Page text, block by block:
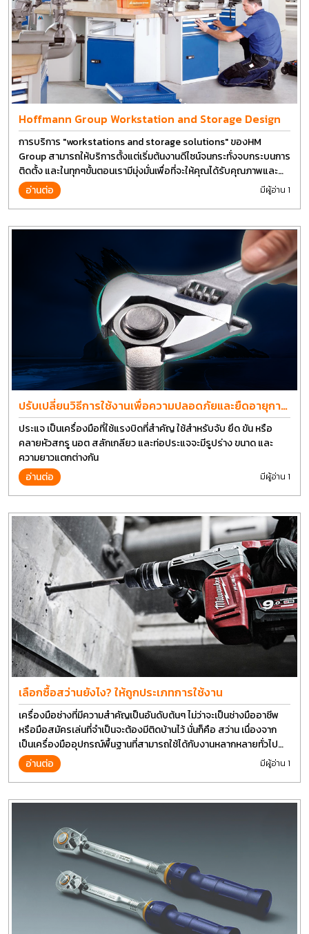
Hoffmann Group Workstation and Storage Design
การบริการ "workstations and storage solutions" ของHM
Group สามารถให้บริการตั้งแต่เริ่มต้นงานดีไซน์จนกระทั่งจบกระบนการ
ติดตั้ง และในทุกๆขั้นตอนเรามีมุ่งมั่นเพื่อที่จะให้คุณได้รับคุณภาพและ
การที่งานที่ดีที่สุด บนต้นทุนที่ดีที่สุดเช่นกัน
อ่านต่อ มีผู้อ่าน 1
ปรับเปลี่ยนวิธีการใช้งานเพื่อความปลอดภัยและยืดอายุการ
ใช้งานประแจได้อีกนาน
ประแจ เป็นเครื่องมือที่ใช้แรงบิดที่สำคัญ ใช้สำหรับจับ ยึด ขัน หรือ
คลายหัวสกรู นอต สลักเกลียว และท่อประแจจะมีรูปร่าง ขนาด และ
ความยาวแตกต่างกัน
อ่านต่อ
มีผู้อ่าน 1
เลือกซื้อสว่านยังไง? ให้ถูกประเภทการใช้งาน
เครื่องมือช่างที่มีความสำคัญเป็นอันดับต้นๆ ไม่ว่าจะเป็นช่างมืออาชีพ
หรือมือสมัครเล่นที่จำเป็นจะต้องมีติดบ้านไว้ นั่นก็คือ สว่าน เนื่องจาก
เป็นเครื่องมืออุปกรณ์พื้นฐานที่สามารถใช้ได้กับงานหลากหลายทั่วไป
เรียกว่า เป็นเครื่องมือที่ใช้ง่าย ใครๆก็สามารถใช้ได้
อ่านต่อ มีผู้อ่าน 1